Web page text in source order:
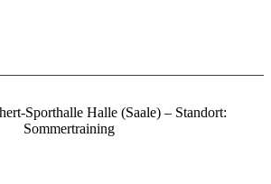
Sporthalle Halle (Saale) – Standort:
Sommertraining